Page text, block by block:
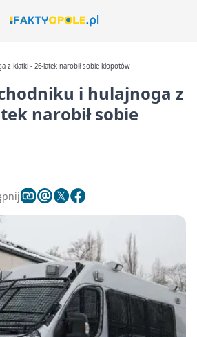
z klatki - 26-latek narobił sobie kłopotów
i hulajnoga z
narobił sobie